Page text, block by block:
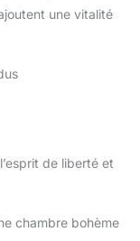
une vitalité
de liberté et
chambre bohème